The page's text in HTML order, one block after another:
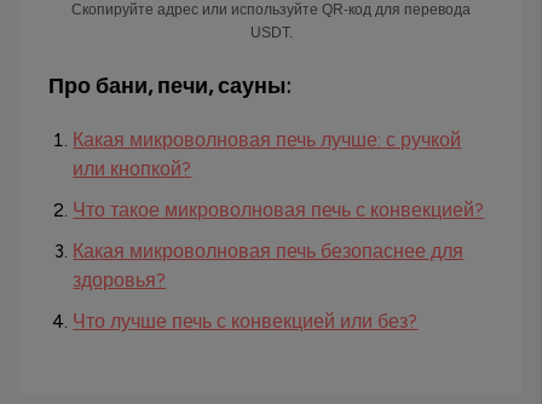
Скопируйте адрес или используйте QR-код для перевода
USDT.
Про бани, печи, сауны:
Какая микроволновая печь лучше: с ручкой
или кнопкой?
Что такое микроволновая печь с конвекцией?
Какая микроволновая печь безопаснее для
здоровья?
Что лучше печь с конвекцией или без?